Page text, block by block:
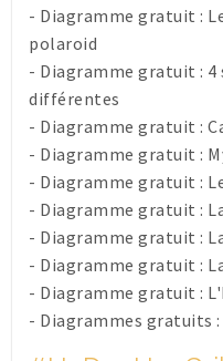
- Diagramme gratuit :
polaroid
- Diagramme gratuit :
différentes
- Diagramme gratuit :
- Diagramme gratuit :
- Diagramme gratuit :
- Diagramme gratuit :
- Diagramme gratuit :
- Diagramme gratuit :
- Diagramme gratuit :
- Diagrammes gratuits :